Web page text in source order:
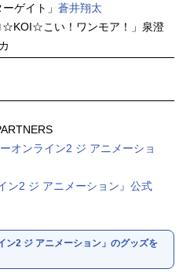
ゲイト」 蒼井翔太
☆KOI☆こい！ワンモア！」泉澄
オンライン2 ジ アニメーショ
ン2 ジ アニメーション』公式
ン2 ジ アニメーション」のグッズを